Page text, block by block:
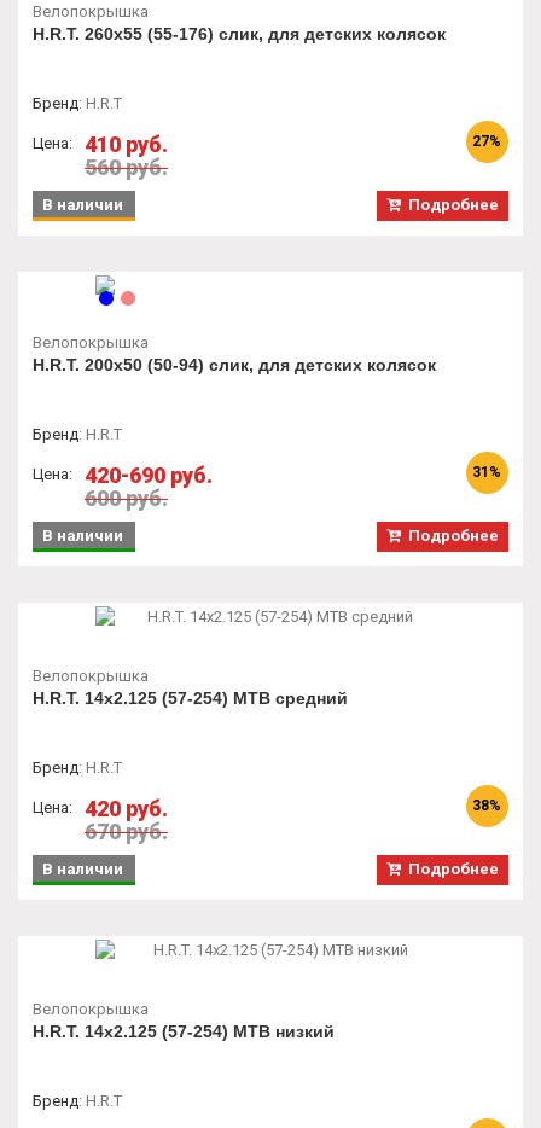
Велопокрышка
H.R.T. 260x55 (55-176) слик, для детских колясок
Бренд: H.R.T
Цена:
410 руб.
560 руб.
27%
Подробнее
В наличии
Велопокрышка
H.R.T. 200x50 (50-94) слик, для детских колясок
Бренд: H.R.T
Цена:
420-690 руб.
600 руб.
31%
Подробнее
В наличии
Велопокрышка
H.R.T. 14x2.125 (57-254) MTB средний
Бренд: H.R.T
Цена:
420 руб.
670 руб.
38%
Подробнее
В наличии
Велопокрышка
H.R.T. 14x2.125 (57-254) MTB низкий
Бренд: H.R.T